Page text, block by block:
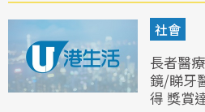
社會
長者醫
鏡/睇牙
得 獎賞